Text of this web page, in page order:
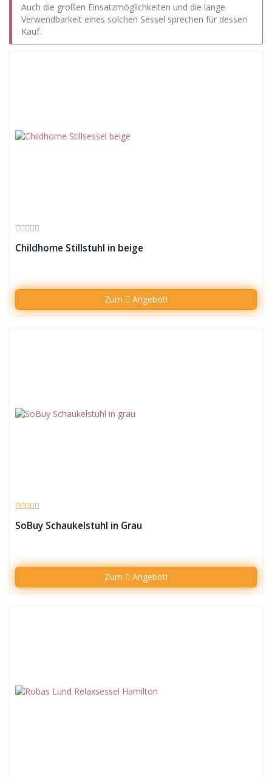
Auch die großen Einsatzmöglichkeiten und die lange
Verwendbarkeit eines solchen Sessel sprechen für dessen
Kauf.
Childhome Stillstuhl in beige
Zum Angebot!
SoBuy Schaukelstuhl in Grau
Zum Angebot!